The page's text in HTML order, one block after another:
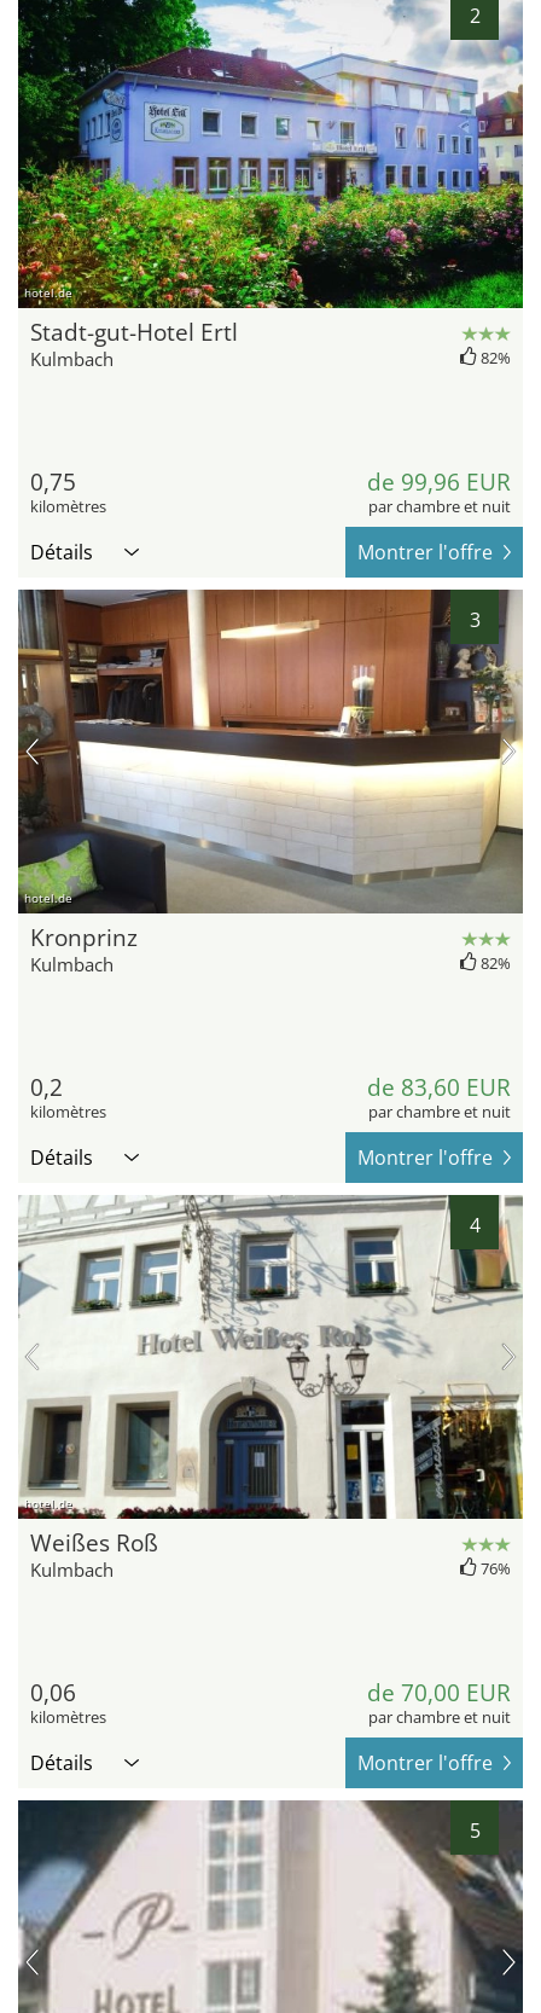
2
hotel.de
Stadt-gut-Hotel Ertl
Kulmbach 82%
0,75
kilomètres
de 99,96 EUR
par chambre et nuit
Détails Montrer l'offre
3
hotel.de
Kronprinz
Kulmbach 82%
0,2
kilomètres
de 83,60 EUR
par chambre et nuit
Détails Montrer l'offre
4
hotel.de
Weißes Roß
Kulmbach 76%
0,06
kilomètres
de 70,00 EUR
par chambre et nuit
Détails Montrer l'offre
5